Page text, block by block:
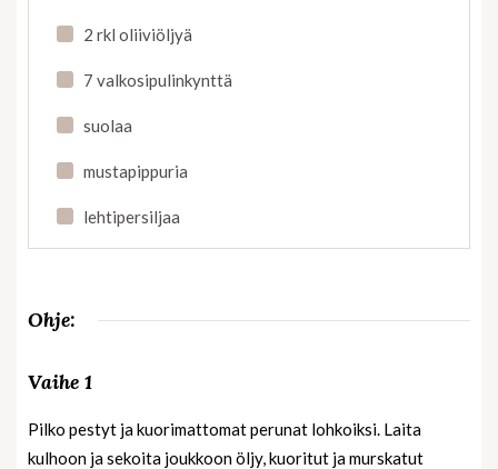
2 rkl oliiviöljyä
7 valkosipulinkynttä
suolaa
mustapippuria
lehtipersiljaa
Ohje:
Vaihe 1
Pilko pestyt ja kuorimattomat perunat lohkoiksi. Laita
kulhoon ja sekoita joukkoon öljy, kuoritut ja murskatut